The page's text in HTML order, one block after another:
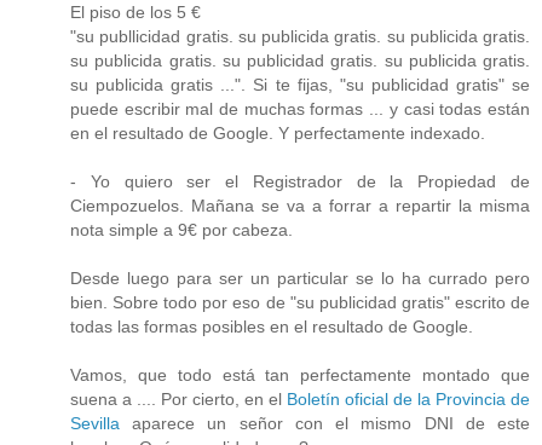
El piso de los 5 €
"su publlicidad gratis. su publicida gratis. su publicida gratis.
su publicida gratis. su publicidad gratis. su publicida gratis.
su publicida gratis ...". Si te fijas, "su publicidad gratis" se
puede escribir mal de muchas formas ... y casi todas están
en el resultado de Google. Y perfectamente indexado.
- Yo quiero ser el Registrador de la Propiedad de
Ciempozuelos. Mañana se va a forrar a repartir la misma
nota simple a 9€ por cabeza.
Desde luego para ser un particular se lo ha currado pero
bien. Sobre todo por eso de "su publicidad gratis" escrito de
todas las formas posibles en el resultado de Google.
Vamos, que todo está tan perfectamente montado que
suena a .... Por cierto, en el Boletín oficial de la Provincia de
Sevillaaparece un señor con el mismo DNI de este